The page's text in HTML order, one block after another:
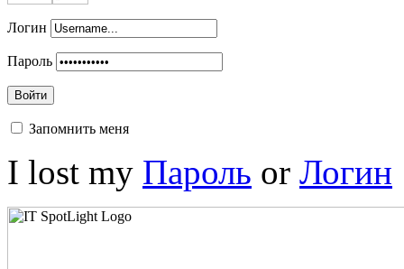
Логин
Пароль
Войти
Запомнить меня
I lost my Пароль or Логин